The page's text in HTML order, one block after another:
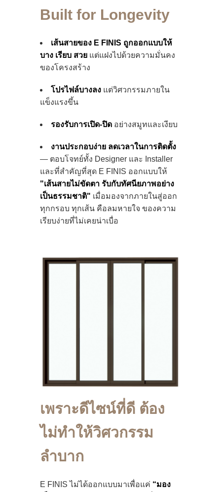
Built for Longevity
เส้นสายของ E FINIS ถูกออกแบบให้
บาง เรียบ สวยแต่แฝงไปด้วยความมั่นคง
ของโครงสร้าง
โปรไฟล์บางลงแต่วิศวกรรมภายใน
แข็งแรงขึ้น
รองรับการเปิด-ปิดอย่างสมูทและเงียบ
งานประกอบง่าย ลดเวลาในการติดตั้ง
— ตอบโจทย์ทั้ง Designer และ Installer
และที่สำคัญที่สุด E FINIS ออกแบบให้
"เส้นสายไม่ขัดตา รับกับทัศนียภาพอย่าง
เป็นธรรมชาติ" เมื่อมองจากภายในสู่ออก
ทุกกรอบ ทุกเส้น คือลมหายใจ ของความ
เรียบง่ายที่ไม่เคยน่าเบื่อ
เพราะดีไซน์ที่ดี ต้อง
ไม่ทำให้วิศวกรรม
ลำบาก
E FINIS ไม่ได้ออกแบบมาเพื่อแค่ “มอง